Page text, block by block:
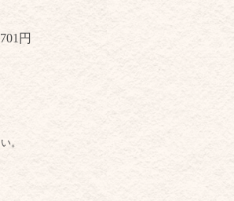
701円
。